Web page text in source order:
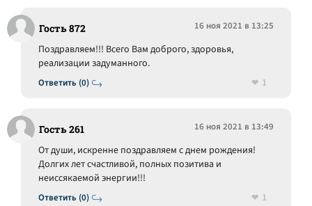
Гость 872 16 ноя 2021 в 13:25
Ответить (0)
Поздравляем!!! Всего Вам доброго, здоровья,
реализации задуманного.
1
Гость 261 16 ноя 2021 в 13:49
Ответить (0)
От души, искренне поздравляем с днем рождения!
Долгих лет счастливой, полных позитива и
неиссякаемой энергии!!!
1